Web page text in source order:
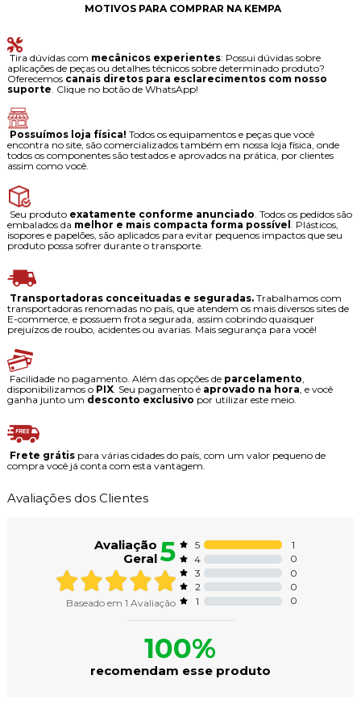
MOTIVOS PARA COMPRAR NA KEMPA
Tira dúvidas com mecânicos experientes: Possui dúvidas sobre
aplicações de peças ou detalhes técnicos sobre determinado produto?
Oferecemos canais diretos para esclarecimentos com nosso
suporte . Clique no botão de WhatsApp!
Possuímos loja física! Todos os equipamentos e peças que você
encontra no site, são comercializados também em nossa loja física, onde
todos os componentes são testados e aprovados na prática, por clientes
assim como você.
Seu produto exatamente conforme anunciado . Todos os pedidos são
embalados da melhor e mais compacta forma possível
. Plásticos,
isopores e papelões, são aplicados para evitar pequenos impactos que seu
produto possa sofrer durante o transporte.
Transportadoras conceituadas e seguradas.Trabalhamos com
transportadoras renomadas no país, que atendem os mais diversos sites de
E-commerce, e possuem frota segurada, assim cobrindo quaisquer
prejuízos de roubo, acidentes ou avarias. Mais segurança para você!
Facilidade no pagamento. Além das opções de parcelamento
disponibilizamos o PIX. Seu pagamento é aprovado na hora , e você
ganha junto um desconto exclusivo por utilizar este meio.
Frete grátispara várias cidades do país, com um valor pequeno de
compra você já conta com esta vantagem.
Avaliações dos Clientes
Avaliação
Geral5
Baseado em 1 Avaliação
5
1
4
0
3
0
2
0
1
0
100%
recomendam esse produto